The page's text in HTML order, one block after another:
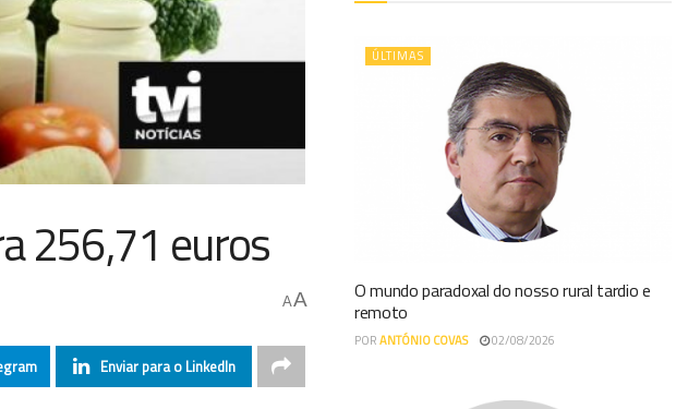
256,71 euros
AA
Enviar para o LinkedIn
ÚLTIMAS
O mundo paradoxal do nosso rural tardio e
remoto
PORANTÓNIO COVAS 02/08/2026